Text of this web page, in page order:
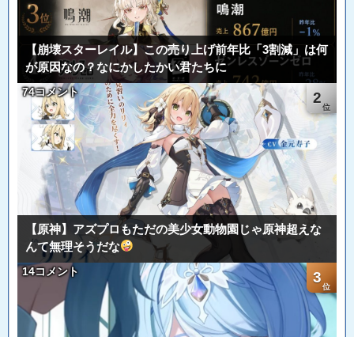
【崩壊スターレイル】この売り上げ前年比「3割減」は何
が原因なの？なにかしたかい君たちに
2
74コメント
【原神】アズプロもただの美少女動物園じゃ原神超えな
んて無理そうだな
3
14コメント